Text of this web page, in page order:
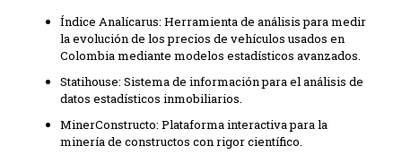
Índice Analícarus: Herramienta de análisis para medir
la evolución de los precios de vehículos usados en
Colombia mediante modelos estadísticos avanzados.
Statihouse: Sistema de información para el análisis de
datos estadísticos inmobiliarios.
MinerConstructo: Plataforma interactiva para la
minería de constructos con rigor científico.